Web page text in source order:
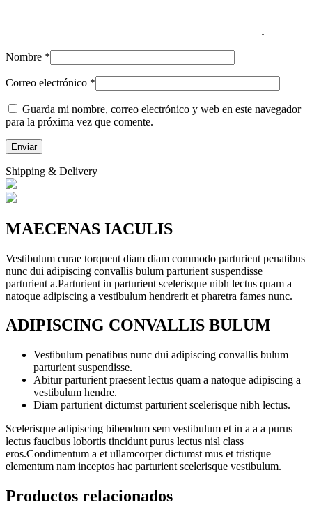
Nombre *
Correo electrónico *
Guarda mi nombre, correo electrónico y web en este navegador
para la próxima vez que comente.
Shipping & Delivery
MAECENAS IACULIS
Vestibulum curae torquent diam diam commodo parturient penatibus
nunc dui adipiscing convallis bulum parturient suspendisse
parturient a.Parturient in parturient scelerisque nibh lectus quam a
natoque adipiscing a vestibulum hendrerit et pharetra fames nunc.
ADIPISCING CONVALLIS BULUM
Vestibulum penatibus nunc dui adipiscing convallis bulum
parturient suspendisse.
Abitur parturient praesent lectus quam a natoque adipiscing a
vestibulum hendre.
Diam parturient dictumst parturient scelerisque nibh lectus.
Scelerisque adipiscing bibendum sem vestibulum et in a a a purus
lectus faucibus lobortis tincidunt purus lectus nisl class
eros.Condimentum a et ullamcorper dictumst mus et tristique
elementum nam inceptos hac parturient scelerisque vestibulum.
Productos relacionados